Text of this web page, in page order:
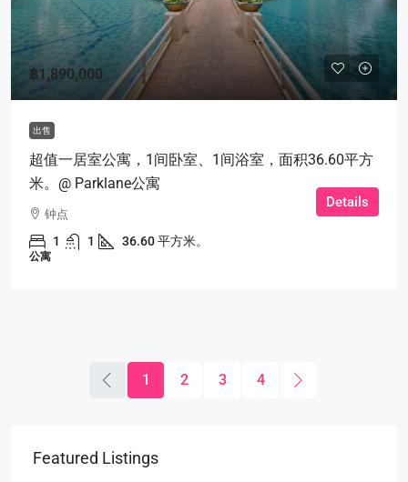
฿1,890,000
出售
超值一居室公寓，1间卧室、1间浴室，面积36.60平方
米。@ Parklane公寓
钟点
1 1 36.60 平方米。
公寓
Details
1 2 3 4
Featured Listings